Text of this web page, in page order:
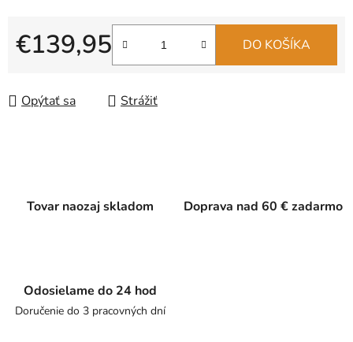
€139,95 DO KOŠÍKA
Opýtať sa Strážiť
Tovar naozaj skladom Doprava nad 60 € zadarmo
Odosielame do 24 hod
Doručenie do 3 pracovných dní